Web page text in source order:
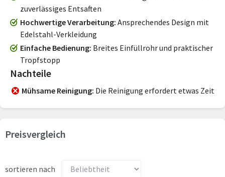
zuverlässiges Entsaften
Hochwertige Verarbeitung Ansprechendes Design mit
Edelstahl-Verkleidung
Einfache Bedienung Breites Einfüllrohr und praktischer
Tropfstopp
Nachteile
Mühsame Reinigung Die Reinigung erfordert etwas Zeit
Preisvergleich
sortieren nach